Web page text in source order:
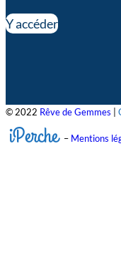
Y accéder
© 2022 Rêve de Gemmes |
iPerche – Mentions